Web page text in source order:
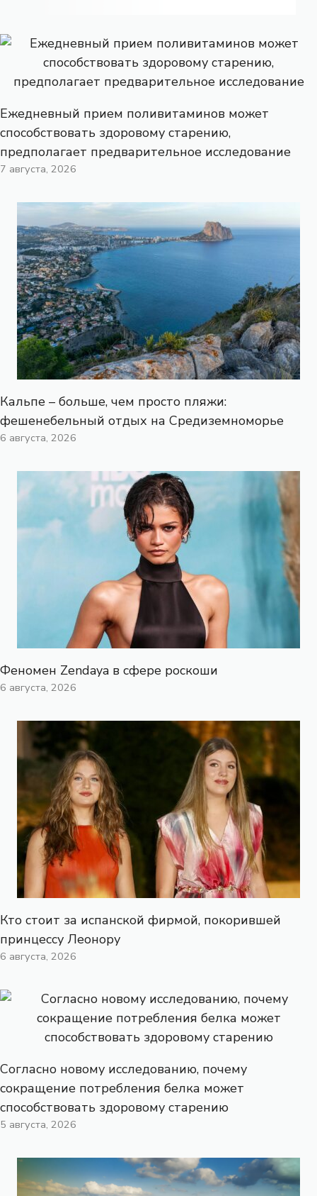
Ежедневный прием поливитаминов может
способствовать здоровому старению,
предполагает предварительное исследование
7 августа, 2026
Кальпе – больше, чем просто пляжи:
фешенебельный отдых на Средиземноморье
6 августа, 2026
Феномен Zendaya в сфере роскоши
6 августа, 2026
Кто стоит за испанской фирмой, покорившей
принцессу Леонору
6 августа, 2026
Согласно новому исследованию, почему
сокращение потребления белка может
способствовать здоровому старению
5 августа, 2026